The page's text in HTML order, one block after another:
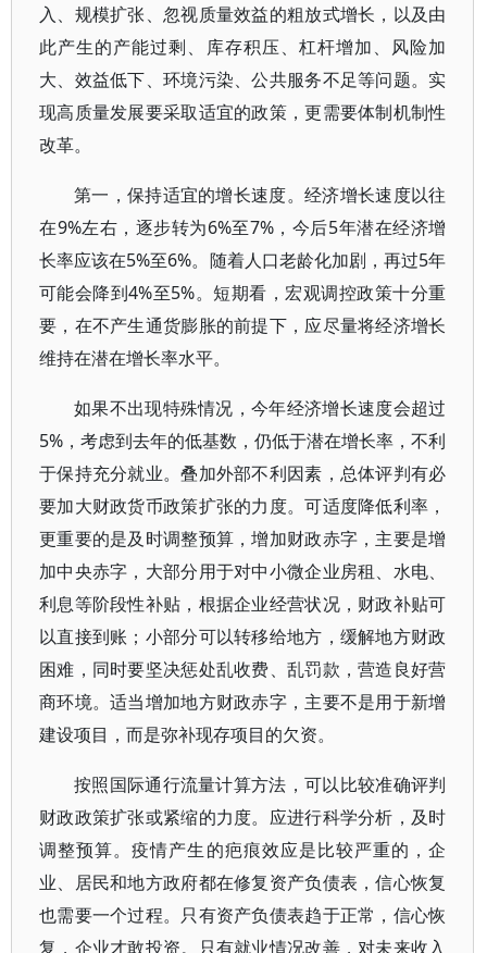
入、规模扩张、忽视质量效益的粗放式增长，以及由
此产生的产能过剩、库存积压、杠杆增加、风险加
大、效益低下、环境污染、公共服务不足等问题。实
现高质量发展要采取适宜的政策，更需要体制机制性
改革。
第一，保持适宜的增长速度。经济增长速度以往
在9%左右，逐步转为6%至7%，今后5年潜在经济增
长率应该在5%至6%。随着人口老龄化加剧，再过5年
可能会降到4%至5%。短期看，宏观调控政策十分重
要，在不产生通货膨胀的前提下，应尽量将经济增长
维持在潜在增长率水平。
如果不出现特殊情况，今年经济增长速度会超过
5%，考虑到去年的低基数，仍低于潜在增长率，不利
于保持充分就业。叠加外部不利因素，总体评判有必
要加大财政货币政策扩张的力度。可适度降低利率，
更重要的是及时调整预算，增加财政赤字，主要是增
加中央赤字，大部分用于对中小微企业房租、水电、
利息等阶段性补贴，根据企业经营状况，财政补贴可
以直接到账；小部分可以转移给地方，缓解地方财政
困难，同时要坚决惩处乱收费、乱罚款，营造良好营
商环境。适当增加地方财政赤字，主要不是用于新增
建设项目，而是弥补现存项目的欠资。
按照国际通行流量计算方法，可以比较准确评判
财政政策扩张或紧缩的力度。应进行科学分析，及时
调整预算。疫情产生的疤痕效应是比较严重的，企
业、居民和地方政府都在修复资产负债表，信心恢复
也需要一个过程。只有资产负债表趋于正常，信心恢
复，企业才敢投资。只有就业情况改善，对未来收入